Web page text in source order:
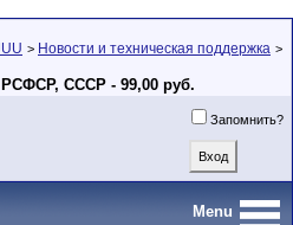
> Новости и техническая поддержка >
СССР - 99,00 руб.
Запомнить?
Menu